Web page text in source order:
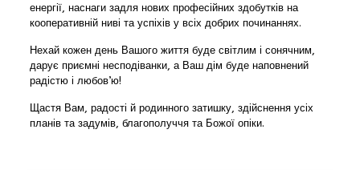
енергії, наснаги задля нових професійних здобутків на
кооперативній ниві та успіхів у всіх добрих починаннях.
Нехай кожен день Вашого життя буде світлим і сонячним,
дарує приємні несподіванки, а Ваш дім буде наповнений
радістю і любов’ю!
Щастя Вам, радості й родинного затишку, здійснення усіх
планів та задумів, благополуччя та Божої опіки.